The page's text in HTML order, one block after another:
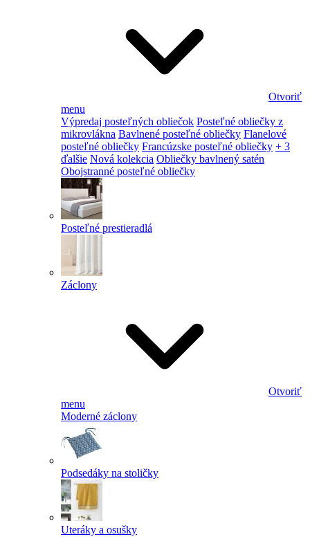
Otvoriť
menu
Výpredaj posteľných obliečok Posteľné obliečky z
mikrovlákna Bavlnené posteľné obliečky Flanelové
posteľné obliečky Francúzske posteľné obliečky + 3
ďalšie Nová kolekcia Obliečky bavlnený satén
Obojstranné posteľné obliečky
Posteľné prestieradlá
Záclony
Otvoriť
menu
Moderné záclony
Podsedáky na stoličky
Uteráky a osušky